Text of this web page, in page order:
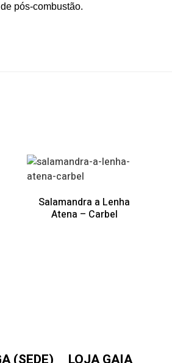
pós-combustão.
Salamandra a Lenha
Atena – Carbel